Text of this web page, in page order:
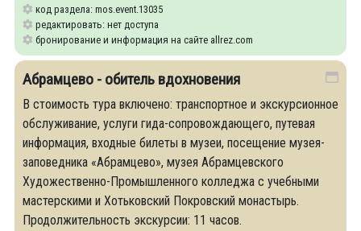
код раздела: mos.event.13035
редактировать: нет доступа
бронирование и информация на сайте allrez.com
Абрамцево - обитель вдохновения
В стоимость тура включено: транспортное и экскурсионное
обслуживание, услуги гида-сопровождающего, путевая
информация, входные билеты в музеи, посещение музея-
заповедника «Абрамцево», музея Абрамцевского
Художественно-Промышленного колледжа с учебными
мастерскими и Хотьковский Покровский монастырь.
Продолжительность экскурсии: 11 часов.